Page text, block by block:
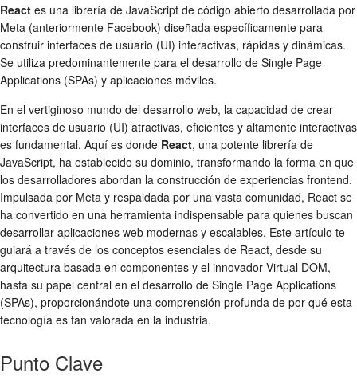
React es una librería de JavaScript de código abierto desarrollada por
Meta (anteriormente Facebook) diseñada específicamente para
construir interfaces de usuario (UI) interactivas, rápidas y dinámicas.
Se utiliza predominantemente para el desarrollo de Single Page
Applications (SPAs) y aplicaciones móviles.
En el vertiginoso mundo del desarrollo web, la capacidad de crear
interfaces de usuario (UI) atractivas, eficientes y altamente interactivas
es fundamental. Aquí es donde React, una potente librería de
JavaScript, ha establecido su dominio, transformando la forma en que
los desarrolladores abordan la construcción de experiencias frontend.
Impulsada por Meta y respaldada por una vasta comunidad, React se
ha convertido en una herramienta indispensable para quienes buscan
desarrollar aplicaciones web modernas y escalables. Este artículo te
guiará a través de los conceptos esenciales de React, desde su
arquitectura basada en componentes y el innovador Virtual DOM,
hasta su papel central en el desarrollo de Single Page Applications
(SPAs), proporcionándote una comprensión profunda de por qué esta
tecnología es tan valorada en la industria.
Punto Clave